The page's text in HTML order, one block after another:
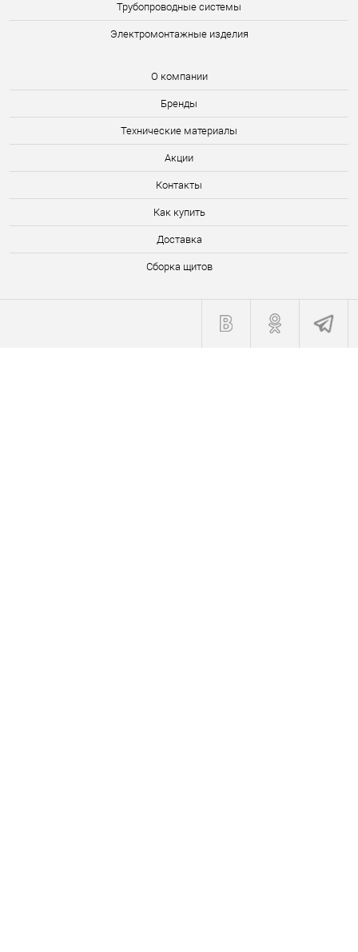
Трубопроводные системы
Электромонтажные изделия
О компании
Бренды
Технические материалы
Акции
Контакты
Как купить
Доставка
Сборка щитов